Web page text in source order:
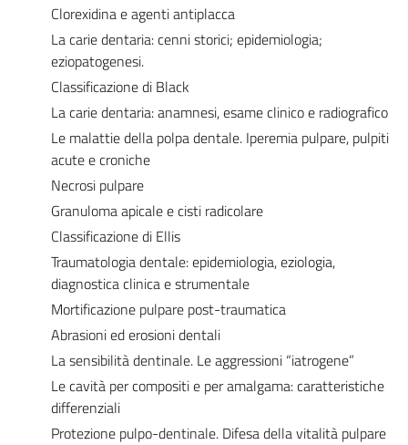
Clorexidina e agenti antiplacca
La carie dentaria: cenni storici; epidemiologia;
eziopatogenesi.
Classificazione di Black
La carie dentaria: anamnesi, esame clinico e radiografico
Le malattie della polpa dentale. Iperemia pulpare, pulpiti
acute e croniche
Necrosi pulpare
Granuloma apicale e cisti radicolare
Classificazione di Ellis
Traumatologia dentale: epidemiologia, eziologia,
diagnostica clinica e strumentale
Mortificazione pulpare post-traumatica
Abrasioni ed erosioni dentali
La sensibilità dentinale. Le aggressioni “iatrogene”
Le cavità per compositi e per amalgama: caratteristiche
differenziali
Protezione pulpo-dentinale. Difesa della vitalità pulpare